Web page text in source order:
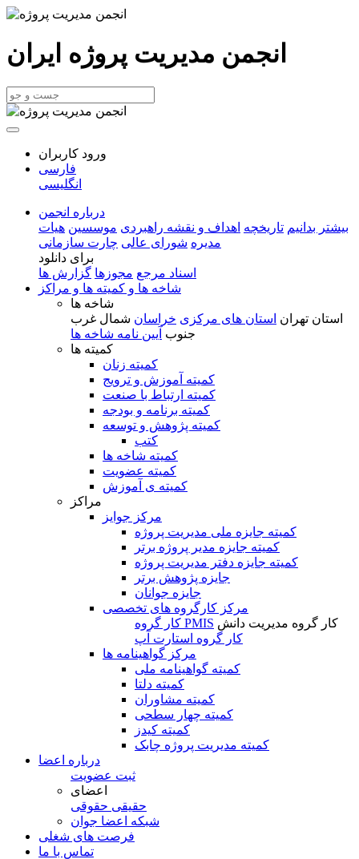
انجمن مدیریت پروژه ایران
ورود کاربران
فارسی
انگلیسی
درباره انجمن
بیشتر بدانیم تاریخچه اهداف و نقشه راهبردی موسسین هیات
مدیره شورای عالی چارت سازمانی
برای دانلود
اسناد مرجع مجوزها گزارش ها
شاخه ها و کمیته ها و مراکز
شاخه ها
استان تهران استان های مرکزی خراسان شمال غرب
جنوب آیین نامه شاخه ها
کمیته ها
کمیته زنان
کمیته آموزش و ترویج
کمیته ارتباط با صنعت
کمیته برنامه و بودجه
کمیته پژوهش و توسعه
کتب
کمیته شاخه ها
کمیته عضویت
کمیته ی آموزش
مراکز
مرکز جوایز
کمیته جایزه ملی مدیریت پروژه
کمیته جایزه مدیر پروژه برتر
کمیته جایزه دفتر مدیریت پروژه
جایزه پژوهش برتر
جایزه جوانان
مرکز کارگروه های تخصصی
کار گروه PMIS کار گروه مدیریت دانش
کار گروه استارت آپ
مرکز گواهینامه ها
کمیته گواهینامه ملی
کمیته دلتا
کمیته مشاوران
کمیته چهار سطحی
کمیته کیدز
کمیته مدیریت پروژه چابک
درباره اعضا
ثبت عضویت
اعضای
حقیقی حقوقی
شبكه اعضا جوان
فرصت های شغلی
تماس با ما